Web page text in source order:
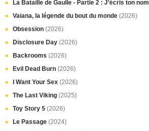
La Bataille de Gaulle - Partie 2 : J’écris ton nom
Vaiana, la légende du bout du monde (2026)
Obsession (2026)
Disclosure Day (2026)
Backrooms (2026)
Evil Dead Burn (2026)
I Want Your Sex (2026)
The Last Viking (2025)
Toy Story 5 (2026)
Le Passage (2024)